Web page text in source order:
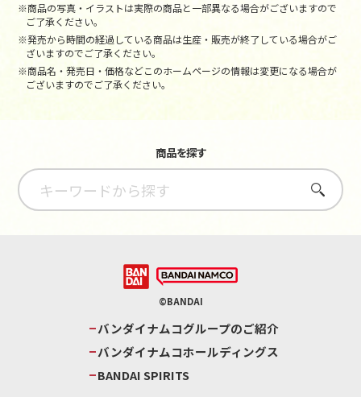
※商品の写真・イラストは実際の商品と一部異なる場合がございますので
ご了承ください。
※発売から時間の経過している商品は生産・販売が終了している場合がご
ざいますのでご了承ください。
※商品名・発売日・価格などこのホームページの情報は変更になる場合が
ございますのでご了承ください。
商品を探す
さがす
©BANDAI
バンダイナムコグループのご紹介
バンダイナムコホールディングス
BANDAI SPIRITS